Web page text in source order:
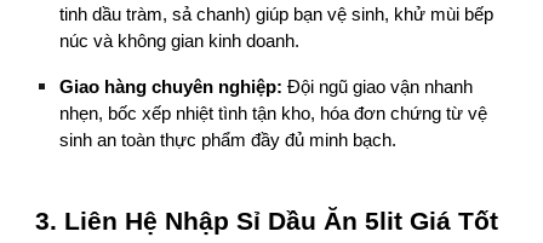
tinh dầu tràm, sả chanh) giúp bạn vệ sinh, khử mùi bếp
núc và không gian kinh doanh.
Giao hàng chuyên nghiệp: Đội ngũ giao vận nhanh
nhẹn, bốc xếp nhiệt tình tận kho, hóa đơn chứng từ vệ
sinh an toàn thực phẩm đầy đủ minh bạch.
3. Liên Hệ Nhập Sỉ Dầu Ăn 5lit Giá Tốt